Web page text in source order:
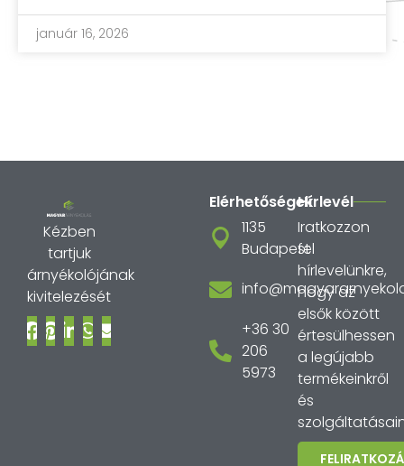
január 16, 2026
Kézben
tartjuk
árnyékolójának
kivitelezését
Elérhetőségek
1135
Budapest
+36 30
206
5973
Hírlevél
Iratkozzon
fel
hírlevelünkre,
hogy az
elsők között
értesülhessen
a legújabb
termékeinkről
és